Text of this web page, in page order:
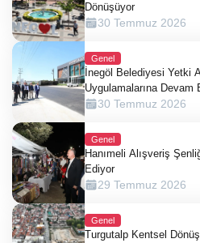
Dönüşüyor
30 Temmuz 2026
Genel
İnegöl Belediyesi Yetki
Uygulamalarına Devam
30 Temmuz 2026
Genel
Hanımeli Alışveriş
Ediyor
29 Temmuz 2026
Genel
Turgutalp Kentsel